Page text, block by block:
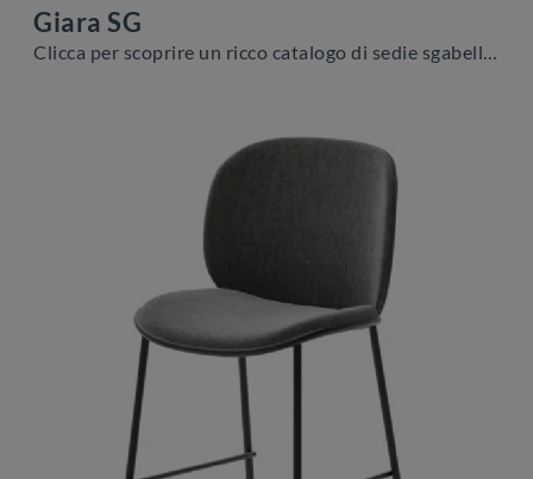
Giara SG
Clicca per scoprire un ricco catalogo di sedie sgabelli per stanze moderne: il modello Giara SG di Veneta Cucine ti sta aspettando!